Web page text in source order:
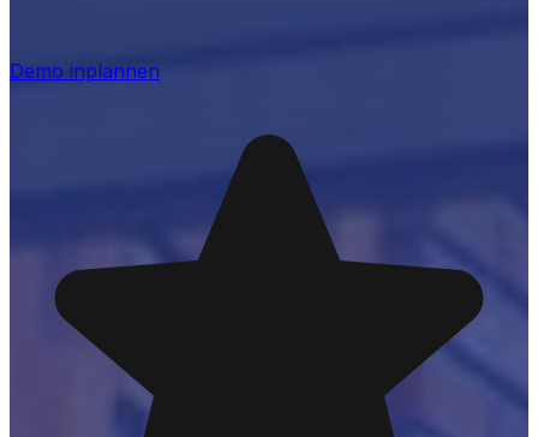
Demo inplannen